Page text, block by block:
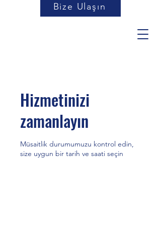
Bize Ulaşın
Hizmetinizi
zamanlayın
Müsaitlik durumumuzu kontrol edin,
size uygun bir tarih ve saati seçin